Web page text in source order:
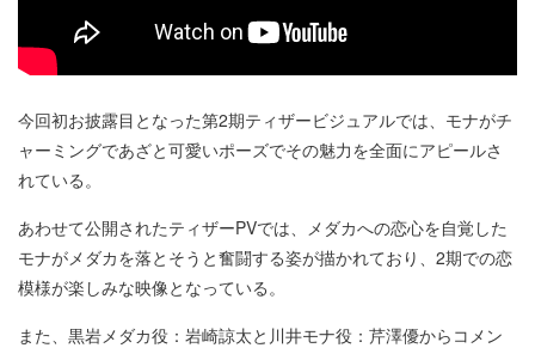
今回初お披露目となった第2期ティザービジュアルでは、モナがチ
ャーミングであざと可愛いポーズでその魅力を全面にアピールさ
れている。
あわせて公開されたティザーPVでは、メダカへの恋心を自覚した
モナがメダカを落とそうと奮闘する姿が描かれており、2期での恋
模様が楽しみな映像となっている。
また、黒岩メダカ役：岩崎諒太と川井モナ役：芹澤優からコメン